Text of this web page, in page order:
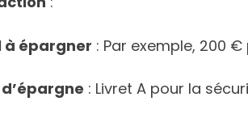
à épargner : Par exemple, 200
: Livret A pour la